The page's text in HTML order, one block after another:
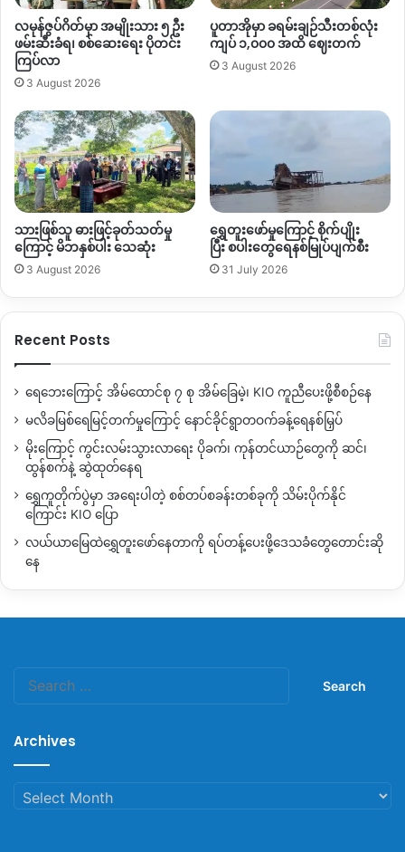
လမုန်ဇွပ်ဂိတ်မှာ အမျိုးသား ၅ ဦး
ဖမ်းဆီးခံရ၊ စစ်ဆေးရေး ပိုတင်း
ကြပ်လာ
3 August 2026
ပူတာအိုမှာ ခရမ်းချဉ်သီးတစ်လုံး
ကျပ် ၁,၀၀၀ အထိ ဈေးတက်
3 August 2026
သားဖြစ်သူ ဓားဖြင့်ခုတ်သတ်မှု
ကြောင့် မိဘနှစ်ပါး သေဆုံး
3 August 2026
ရွှေတူးဖော်မှုကြောင့် စိုက်ပျိုး
ပြီး စပါးတွေရေနစ်မြုပ်ပျက်စီး
31 July 2026
Recent Posts
ရေဘေးကြောင့် အိမ်ထောင်စု ၇ စု အိမ်ခြေမဲ့၊ KIO ကူညီပေးဖို့စီစဉ်နေ
မလိခမြစ်ရေမြင့်တက်မှုကြောင့် နောင်ခိုင်ရွာတဝက်ခန့်ရေနစ်မြှပ်
မိုးကြောင့် ကွင်းလမ်းသွားလာရေး ပိုခက်၊ ကုန်တင်ယာဉ်တွေကို ဆင်၊
ထွန်စက်နဲ့ ဆွဲထုတ်နေရ
ရွှေကူတိုက်ပွဲမှာ အရေးပါတဲ့ စစ်တပ်စခန်းတစ်ခုကို သိမ်းပိုက်နိုင်
ကြောင်း KIO ပြော
လယ်ယာမြေထဲရွှေတူးဖော်နေတာကို ရပ်တန့်ပေးဖို့ဒေသခံတွေတောင်းဆို
နေ
Archives
Archives